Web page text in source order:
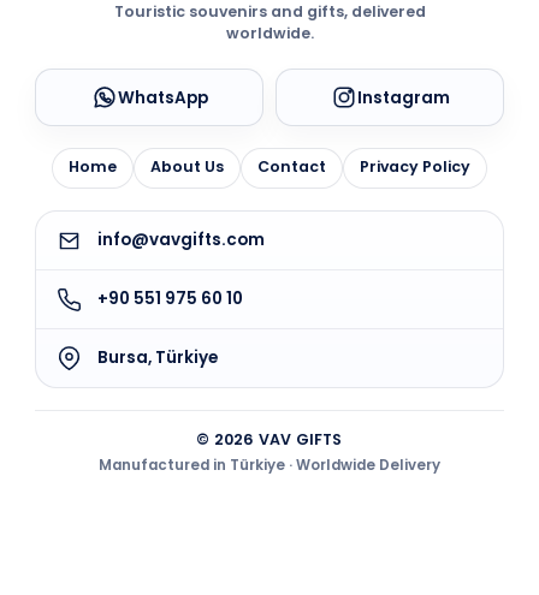
Touristic souvenirs and gifts, delivered
worldwide.
WhatsApp Instagram
Home About Us Contact Privacy Policy
info@vavgifts.com
+90 551 975 60 10
Bursa, Türkiye
© 2026 VAV GIFTS
Manufactured in Türkiye · Worldwide Delivery